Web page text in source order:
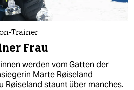
Trainer
Frau
werden vom Gatten der
Marte Røiseland
Røiseland staunt über manches.